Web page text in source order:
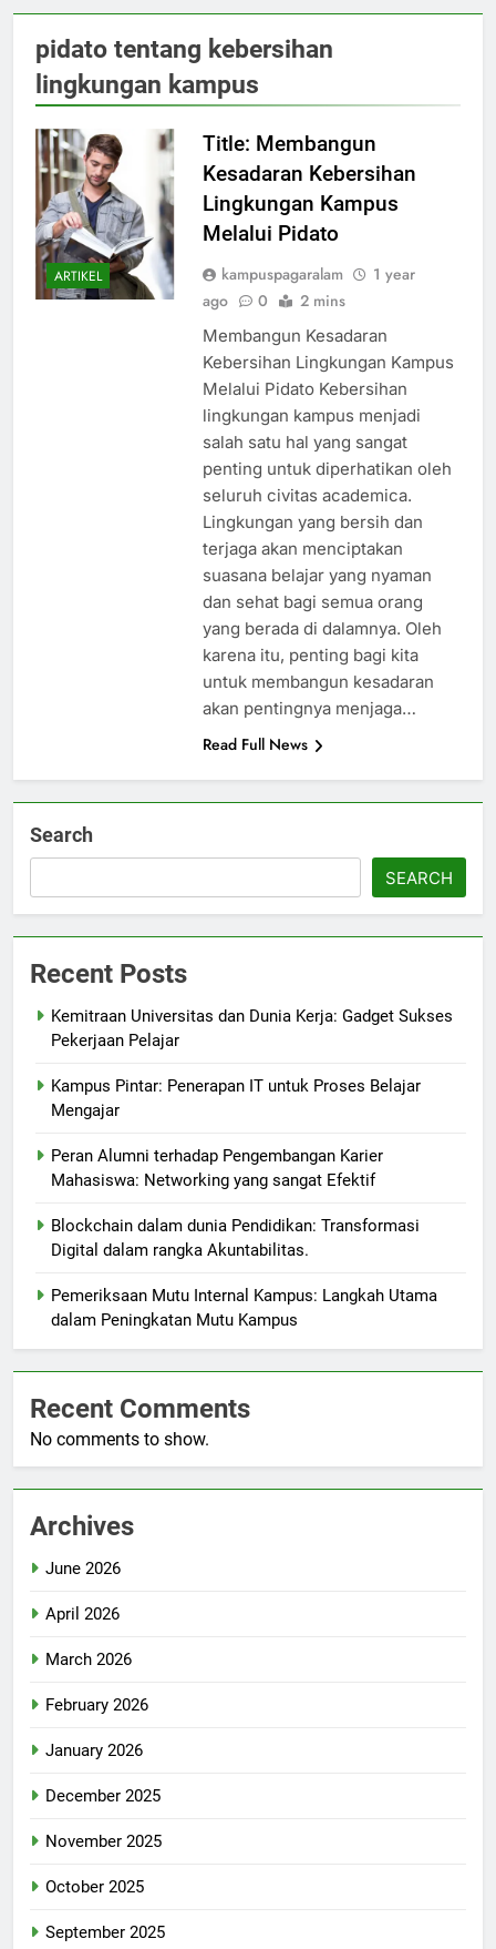
pidato tentang kebersihan
lingkungan kampus
ARTIKEL
Title: Membangun
Kesadaran Kebersihan
Lingkungan Kampus
Melalui Pidato
kampuspagaralam
1 year
ago
0 2 mins
Membangun Kesadaran
Kebersihan Lingkungan Kampus
Melalui Pidato Kebersihan
lingkungan kampus menjadi
salah satu hal yang sangat
penting untuk diperhatikan oleh
seluruh civitas academica.
Lingkungan yang bersih dan
terjaga akan menciptakan
suasana belajar yang nyaman
dan sehat bagi semua orang
yang berada di dalamnya. Oleh
karena itu, penting bagi kita
untuk membangun kesadaran
akan pentingnya menjaga…
Read Full News
Search
SEARCH
Recent Posts
Kemitraan Universitas dan Dunia Kerja: Gadget Sukses
Pekerjaan Pelajar
Kampus Pintar: Penerapan IT untuk Proses Belajar
Mengajar
Peran Alumni terhadap Pengembangan Karier
Mahasiswa: Networking yang sangat Efektif
Blockchain dalam dunia Pendidikan: Transformasi
Digital dalam rangka Akuntabilitas.
Pemeriksaan Mutu Internal Kampus: Langkah Utama
dalam Peningkatan Mutu Kampus
Recent Comments
No comments to show.
Archives
June 2026
April 2026
March 2026
February 2026
January 2026
December 2025
November 2025
October 2025
September 2025